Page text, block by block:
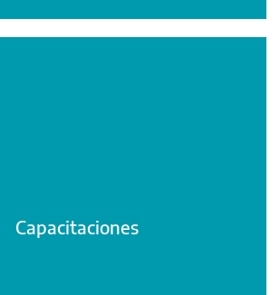
Capacitaciones